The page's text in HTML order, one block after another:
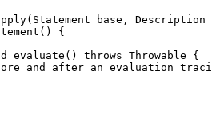
base, Description
{
evaluate() throws Throwable {
and after an evaluation